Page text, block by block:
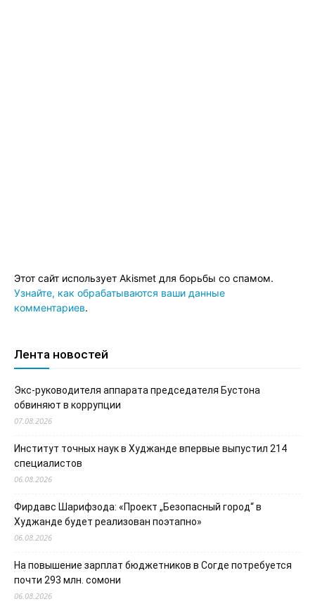
Этот сайт использует Akismet для борьбы со спамом.
Узнайте, как обрабатываются ваши данные
комментариев.
Лента новостей
Экс-руководителя аппарата председателя Бустона
обвиняют в коррупции
07.08.2026
Институт точных наук в Худжанде впервые выпустил 214
специалистов
06.08.2026
Фирдавс Шарифзода: «Проект „Безопасный город“ в
Худжанде будет реализован поэтапно»
06.08.2026
На повышение зарплат бюджетников в Согде потребуется
почти 293 млн. сомони
06.08.2026